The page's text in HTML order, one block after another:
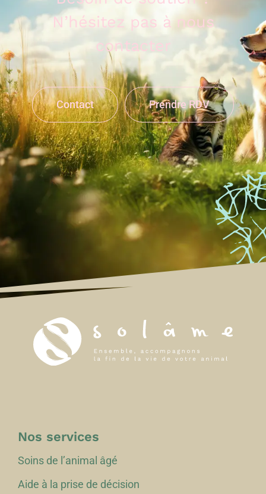
N’hésitez pas à nous
contacter
Contact Prendre RDV
Nos services
Soins de l’animal âgé
Aide à la prise de décision